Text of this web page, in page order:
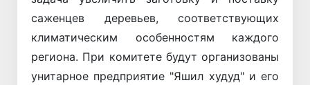
саженцев деревьев, соответствующих
климатическим особенностям каждого
региона. При комитете будут организованы
унитарное предприятие "Яшил худуд" и его